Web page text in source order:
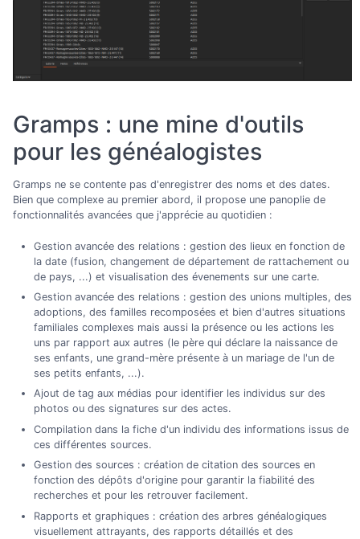
Gramps : une mine d'outils
pour les généalogistes
Gramps ne se contente pas d'enregistrer des noms et des dates.
Bien que complexe au premier abord, il propose une panoplie de
fonctionnalités avancées que j'apprécie au quotidien :
Gestion avancée des relations : gestion des lieux en fonction de
la date (fusion, changement de département de rattachement ou
de pays, ...) et visualisation des évenements sur une carte.
Gestion avancée des relations : gestion des unions multiples, des
adoptions, des familles recomposées et bien d'autres situations
familiales complexes mais aussi la présence ou les actions les
uns par rapport aux autres (le père qui déclare la naissance de
ses enfants, une grand-mère présente à un mariage de l'un de
ses petits enfants, ...).
Ajout de tag aux médias pour identifier les individus sur des
photos ou des signatures sur des actes.
Compilation dans la fiche d'un individu des informations issus de
ces différentes sources.
Gestion des sources : création de citation des sources en
fonction des dépôts d'origine pour garantir la fiabilité des
recherches et pour les retrouver facilement.
Rapports et graphiques : création des arbres généalogiques
visuellement attrayants, des rapports détaillés et des